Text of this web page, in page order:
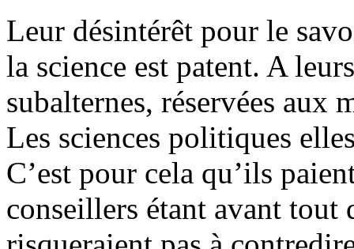
Leur désintérêt pour le
la science est patent. A
subalternes, réservées aux
Les sciences politiques
C’est pour cela qu’ils
conseillers étant avant tout